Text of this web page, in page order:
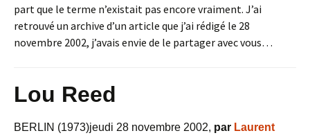
part que le terme n’existait pas encore vraiment. J’ai
retrouvé un archive d’un article que j’ai rédigé le 28
novembre 2002, j’avais envie de le partager avec vous…
Lou Reed
BERLIN (1973)jeudi 28 novembre 2002, par Laurent